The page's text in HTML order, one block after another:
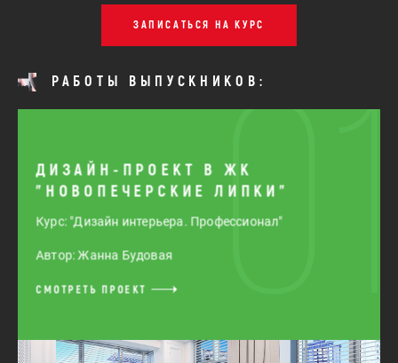
ЗАПИСАТЬСЯ НА КУРС
РАБОТЫ ВЫПУСКНИКОВ:
01
ДИЗАЙН-ПРОЕКТ В ЖК
"НОВОПЕЧЕРСКИЕ ЛИПКИ"
Курс: "Дизайн интерьера. Профессионал"
Автор: Жанна Будовая
СМОТРЕТЬ ПРОЕКТ